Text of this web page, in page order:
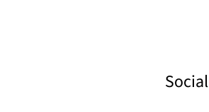
Social